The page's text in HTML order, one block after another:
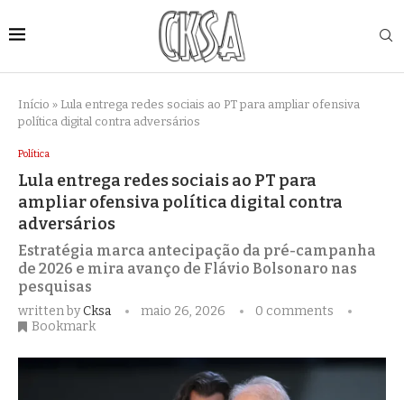
Início » Lula entrega redes sociais ao PT para ampliar ofensiva
política digital contra adversários
Política
Lula entrega redes sociais ao PT para
ampliar ofensiva política digital contra
adversários
Estratégia marca antecipação da pré-campanha
de 2026 e mira avanço de Flávio Bolsonaro nas
pesquisas
written byCksa maio 26, 2026
0 comments
Bookmark